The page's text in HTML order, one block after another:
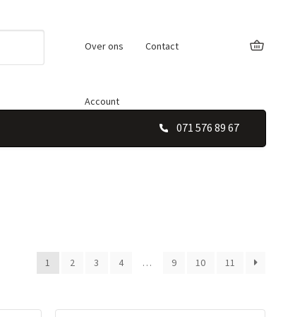
Over ons Contact
Account
071 576 89 67
1 2 3 4 … 9 10 11